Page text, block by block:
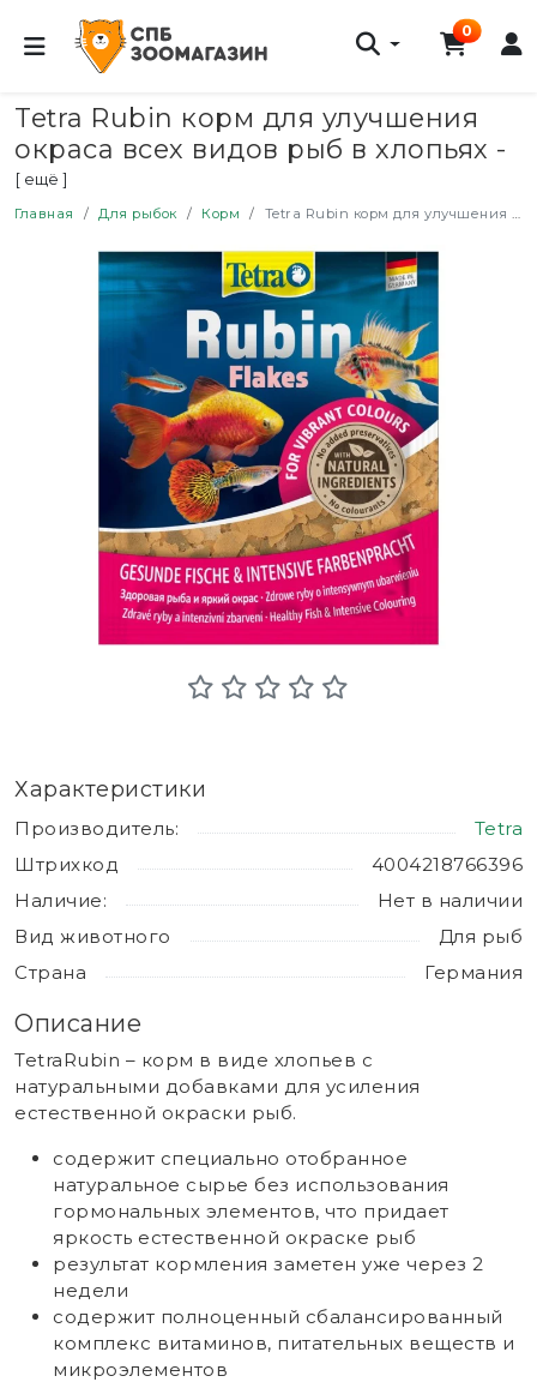
0
Tetra Rubin корм для улучшения
окраса всех видов рыб в хлопьях -
12 г (саше)
[ ещё ]
Главная Для рыбок Корм Tetra Rubin корм для улучшения окраса всех видов рыб в хлопьях - 12 г (саше)
Характеристики
Производитель:
Tetra
Штрихкод
4004218766396
Наличие:
Нет в наличии
Вид животного
Для рыб
Страна
Германия
Описание
TetraRubin – корм в виде хлопьев с
натуральными добавками для усиления
естественной окраски рыб.
содержит специально отобранное
натуральное сырье без использования
гормональных элементов, что придает
яркость естественной окраске рыб
результат кормления заметен уже через 2
недели
содержит полноценный сбалансированный
комплекс витаминов, питательных веществ и
микроэлементов